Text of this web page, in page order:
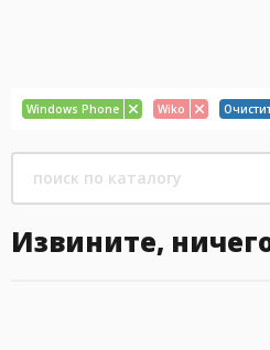
Windows Phone Wiko
Извините,